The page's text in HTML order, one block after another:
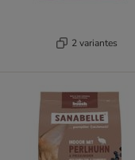
2 variantes